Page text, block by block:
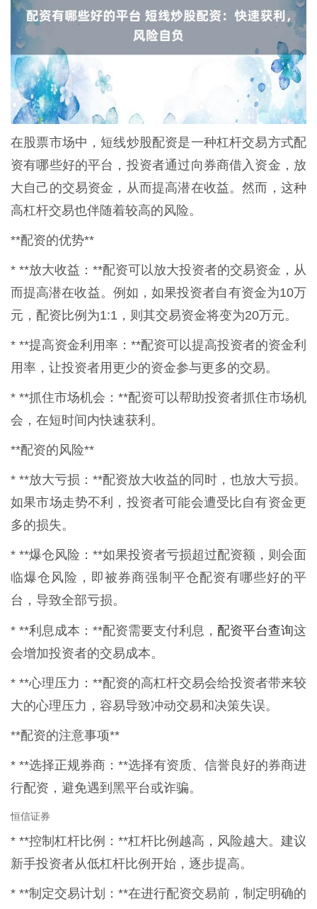
在股票市场中，短线炒股配资是一种杠杆交易方式配
资有哪些好的平台，投资者通过向券商借入资金，放
大自己的交易资金，从而提高潜在收益。然而，这种
高杠杆交易也伴随着较高的风险。
**配资的优势**
* **放大收益：**配资可以放大投资者的交易资金，从
而提高潜在收益。例如，如果投资者自有资金为10万
元，配资比例为1:1，则其交易资金将变为20万元。
* **提高资金利用率：**配资可以提高投资者的资金利
用率，让投资者用更少的资金参与更多的交易。
* **抓住市场机会：**配资可以帮助投资者抓住市场机
会，在短时间内快速获利。
**配资的风险**
* **放大亏损：**配资放大收益的同时，也放大亏损。
如果市场走势不利，投资者可能会遭受比自有资金更
多的损失。
* **爆仓风险：**如果投资者亏损超过配资额，则会面
临爆仓风险，即被券商强制平仓配资有哪些好的平
台，导致全部亏损。
* **利息成本：**配资需要支付利息， 配资平台查询这
会增加投资者的交易成本。
* **心理压力：**配资的高杠杆交易会给投资者带来较
大的心理压力，容易导致冲动交易和决策失误。
**配资的注意事项**
* **选择正规券商：**选择有资质、信誉良好的券商进
行配资，避免遇到黑平台或诈骗。
恒信证券
* **控制杠杆比例：**杠杆比例越高，风险越大。建议
新手投资者从低杠杆比例开始，逐步提高。
* **制定交易计划：**在进行配资交易前，制定明确的